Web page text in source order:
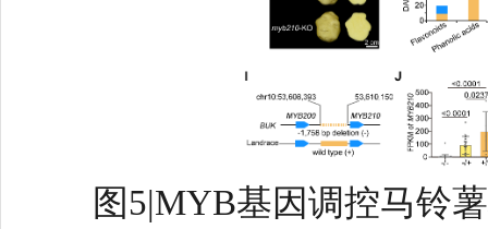
图5|MYB基因调控马铃